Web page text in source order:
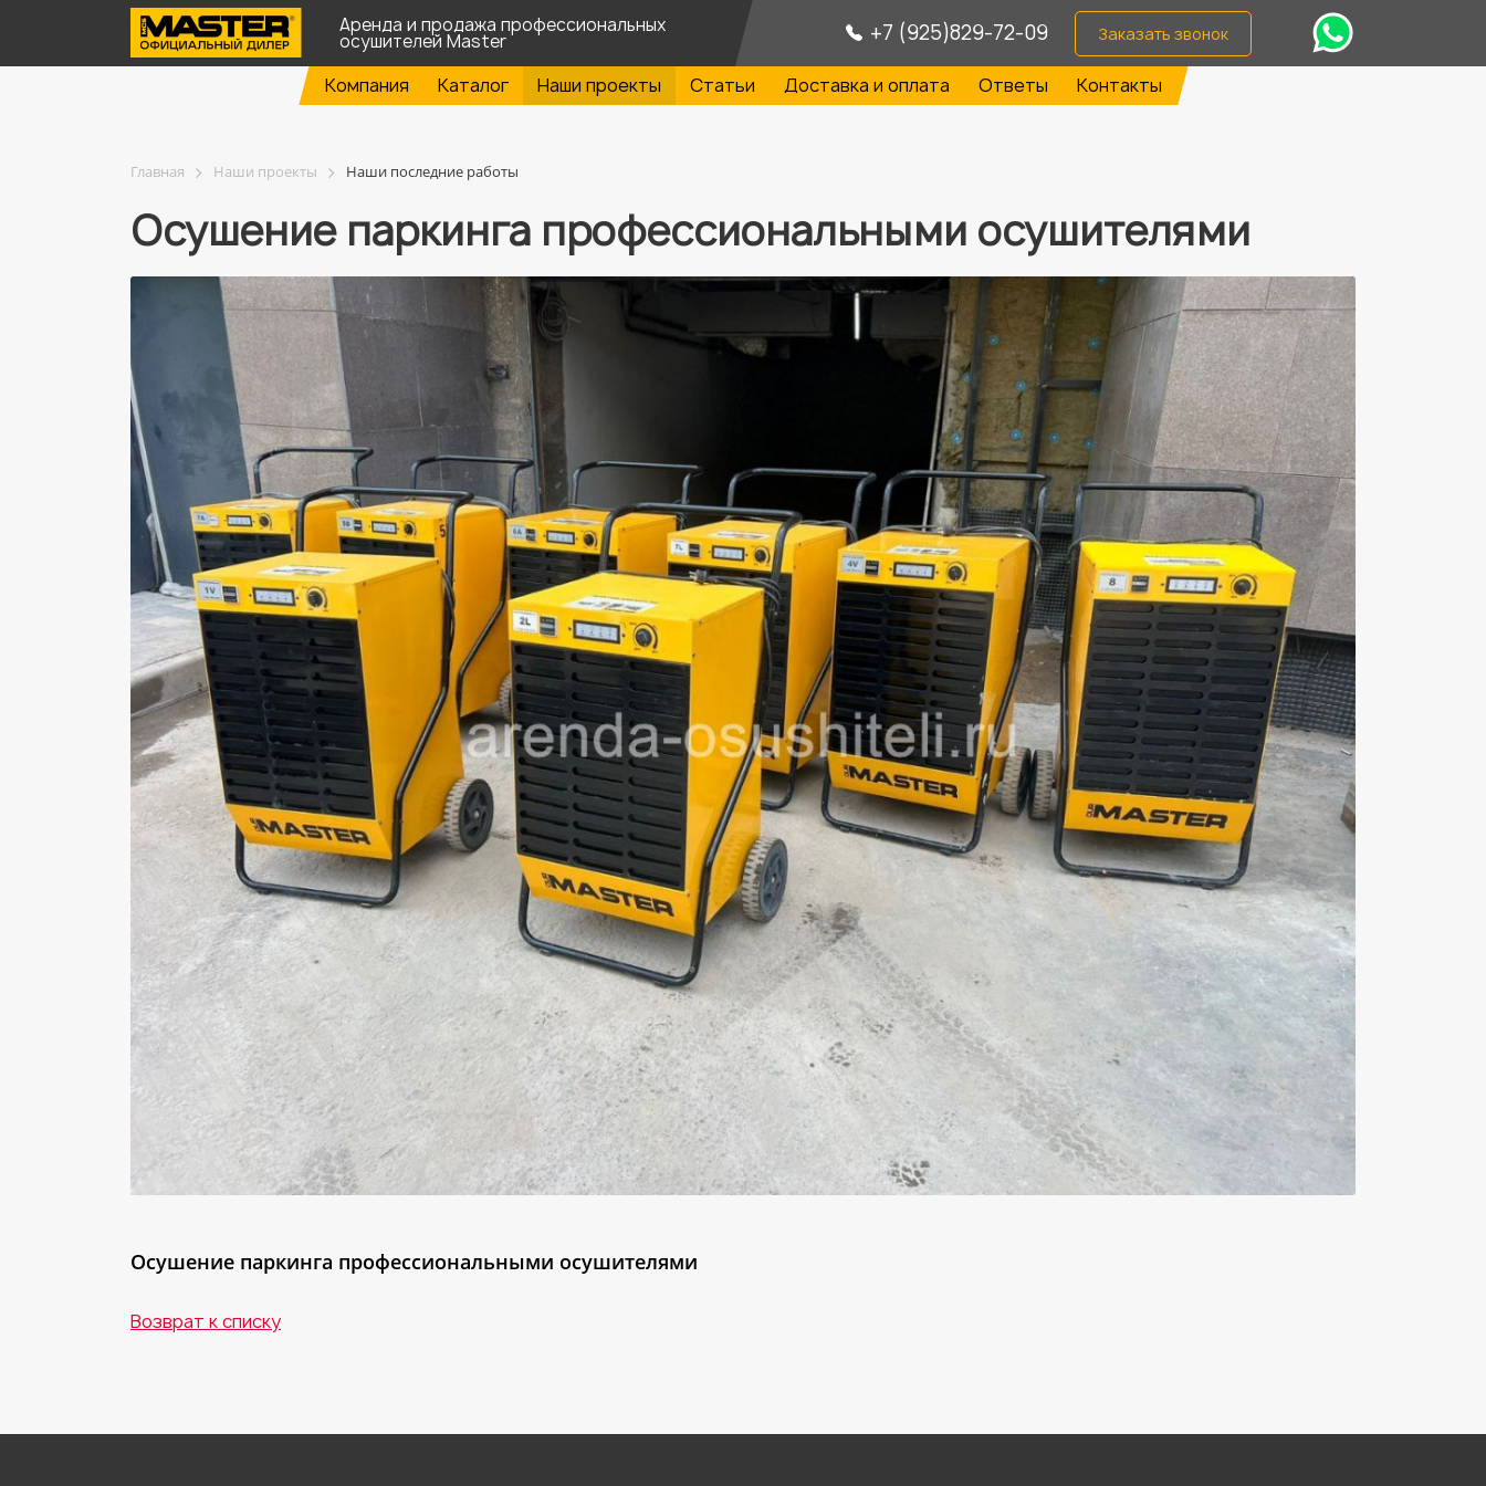
Аренда и продажа профессиональных
осушителей Master +7 (925)829-72-09 Заказать звонок
Компания Каталог Наши проекты Статьи Доставка и оплата Ответы Контакты
Главная Наши проекты Наши последние работы
Осушение паркинга профессиональными осушителями
Осушение паркинга профессиональными осушителями
Возврат к списку